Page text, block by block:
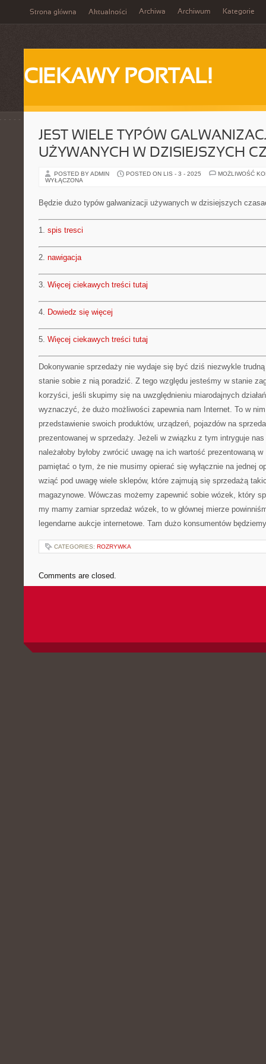
Strona główna Aktualności Archiwa Archiwum Kategorie
CIEKAWY PORTAL!
JEST WIELE TYPÓW
UŻYWANYCH W DZISIEJSZYCH
POSTED BY ADMIN POSTED ON LIS - 3 - 2025
MOŻLIWOŚĆ
WYŁĄCZONA
Będzie dużo typów galwanizacji używanych w dzisiejszych
1. spis tresci
2. nawigacja
3. Więcej ciekawych treści tutaj
4. Dowiedz się więcej
5. Więcej ciekawych treści tutaj
Dokonywanie sprzedaży nie wydaje się być dziś niezwykle
stanie sobie z nią poradzić. Z tego względu jesteśmy w stanie
korzyści, jeśli skupimy się na uwzględnieniu miarodajnych
wyznaczyć, że dużo możliwości zapewnia nam Internet. To w
przedstawienie swoich produktów, urządzeń, pojazdów na
prezentowanej w sprzedaży. Jeżeli w związku z tym intryguje
należałoby byłoby zwrócić uwagę na ich wartość prezentowaną
pamiętać o tym, że nie musimy opierać się wyłącznie na jednej
wziąć pod uwagę wiele sklepów, które zajmują się sprzedażą
magazynowe. Wówczas możemy zapewnić sobie wózek, który
my mamy zamiar sprzedaż wózek, to w głównej mierze
legendarne aukcje internetowe. Tam dużo konsumentów
CATEGORIES: ROZRYWKA
Comments are closed.